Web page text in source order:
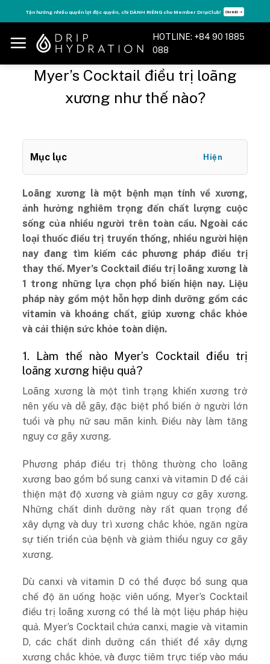
to
content
Tận hưởng nhiều quyền lợi độc quyền, chỉ DÀNH RIÊNG cho Member DripClub! Chi tiết ➝
HOTLINE: +84 90 1885
088
Myer’s Cocktail điều trị loãng
xương như thế nào?
Mục lục Hiện
Loãng xương là một bệnh mạn tính về xương,
ảnh hưởng nghiêm trọng đến chất lượng cuộc
sống của nhiều người trên toàn cầu. Ngoài các
loại thuốc điều trị truyền thống, nhiều người hiện
nay đang tìm kiếm các phương pháp điều trị
thay thế. Myer’s Cocktail điều trị loãng xương là
1 trong những lựa chọn phổ biến hiện nay. Liệu
pháp này gồm một hỗn hợp dinh dưỡng gồm các
vitamin và khoáng chất, giúp xương chắc khỏe
và cải thiện sức khỏe toàn diện.
1. Làm thế nào Myer’s Cocktail điều trị
loãng xương hiệu quả?
Loãng xương là một tình trạng khiến xương trở
nên yếu và dễ gãy, đặc biệt phổ biến ở người lớn
tuổi và phụ nữ sau mãn kinh. Điều này làm tăng
nguy cơ gãy xương.
Phương pháp điều trị thông thường cho loãng
xương bao gồm bổ sung canxi và vitamin D để cải
thiện mật độ xương và giảm nguy cơ gãy xương.
Những chất dinh dưỡng này rất quan trọng để
xây dựng và duy trì xương chắc khỏe, ngăn ngừa
sự tiến triển của bệnh và giảm thiểu nguy cơ gãy
xương.
Dù canxi và vitamin D có thể được bổ sung qua
chế độ ăn uống hoặc viên uống, Myer’s Cocktail
điều trị loãng xương có thể là một liệu pháp hiệu
quả. Myer’s Cocktail chứa canxi, magie và vitamin
D, các chất dinh dưỡng cần thiết để xây dựng
xương chắc khỏe, và được tiêm trực tiếp vào máu